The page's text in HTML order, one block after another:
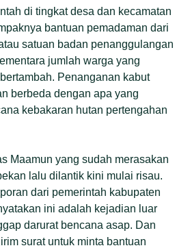
di tingkat desa dan kecamatan
bantuan pemadaman dari
satuan badan penanggulangan
jumlah warga yang
Penanganan kabut
berbeda dengan apa yang
kebakaran hutan pertengahan
Maamun yang sudah merasakan
lalu dilantik kini mulai risau.
dari pemerintah kabupaten
ini adalah kejadian luar
darurat bencana asap. Dan
surat untuk minta bantuan